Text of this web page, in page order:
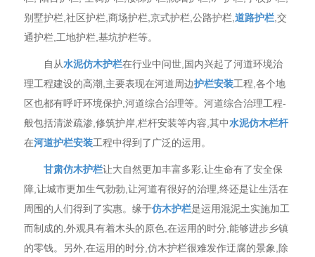
别墅护栏,社区护栏,商场护栏,京式护栏,公路护栏,道路护栏 ,交
通护栏,工地护栏,基坑护栏等。
自从水泥仿木护栏在行业中问世,国内兴起了河道环境治
理工程建设的高潮,主要表现在河道周边护栏安装工程,各个地
区也都有呼吁环境保护,河道综合治理等。河道综合治理工程-
般包括清淤疏渗,修筑护岸,栏杆安装等内容,其中水泥仿木栏杆
在河道护栏安装工程中得到了广泛的运用。
甘肃仿木护栏让大自然更加丰富多彩,让生命有了安全保
障,让城市更加生气勃勃,让河道有很好的治理,终还是让生活在
周围的人们得到了实惠。缘于仿木护栏是运用混泥土实施加工
而制成的,外观具有着木头的原色,在运用的时分,能够进步乡镇
的零钱。另外,在运用的时分,仿木护栏很难发作迂腐的景象,除